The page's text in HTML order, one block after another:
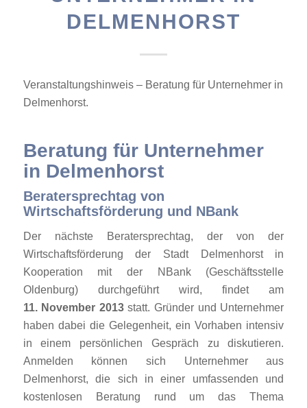
DELMENHORST
Veranstaltungshinweis – Beratung für Unternehmer in
Delmenhorst.
Beratung für Unternehmer
in Delmenhorst
Beratersprechtag von
Wirtschaftsförderung und NBank
Der nächste Beratersprechtag, der von der
Wirtschaftsförderung der Stadt Delmenhorst in
Kooperation mit der NBank (Geschäftsstelle
Oldenburg) durchgeführt wird, findet am
11. November 2013statt. Gründer und Unternehmer
haben dabei die Gelegenheit, ein Vorhaben intensiv
in einem persönlichen Gespräch zu diskutieren.
Anmelden können sich Unternehmer aus
Delmenhorst, die sich in einer umfassenden und
kostenlosen Beratung rund um das Thema